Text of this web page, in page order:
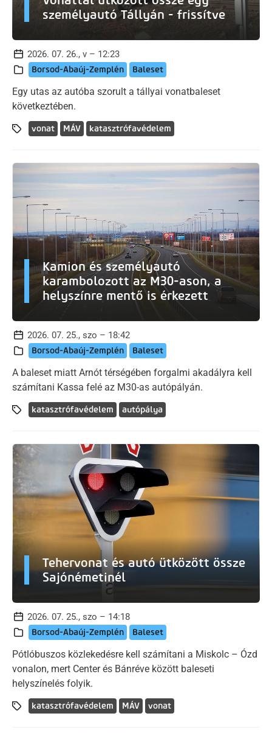
személyautó Tállyán - frissítve
2026. 07. 26., v – 12:23
Borsod-Abaúj-Zemplén Baleset
Egy utas az autóba szorult a tállyai vonatbaleset
következtében.
vonat MÁV katasztrófavédelem
Kamion és személyautó
karambolozott az M30-ason, a
helyszínre mentő is érkezett
2026. 07. 25., szo – 18:42
Borsod-Abaúj-Zemplén Baleset
A baleset miatt Arnót térségében forgalmi akadályra kell
számítani Kassa felé az M30-as autópályán.
katasztrófavédelem autópálya
Tehervonat és autó ütközött össze
Sajónémetinél
2026. 07. 25., szo – 14:18
Borsod-Abaúj-Zemplén Baleset
Pótlóbuszos közlekedésre kell számítani a Miskolc – Ózd
vonalon, mert Center és Bánréve között baleseti
helyszínelés folyik.
katasztrófavédelem MÁV vonat